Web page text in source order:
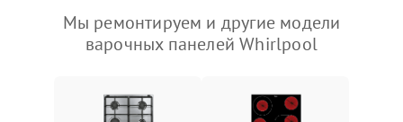
Мы ремонтируем и другие модели
варочных панелей Whirlpool